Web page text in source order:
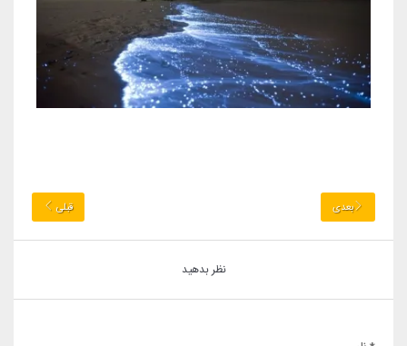
بعدی قبلی
نظر بدهید